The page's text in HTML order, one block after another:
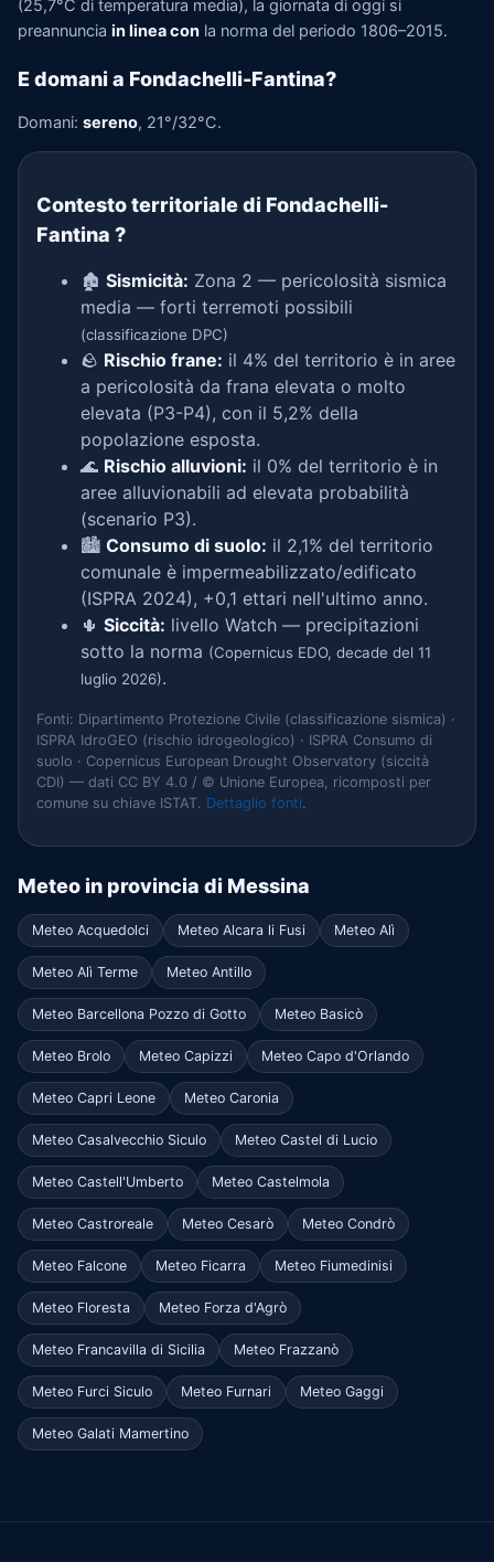
(25,7°C di temperatura media), la giornata di oggi si
preannuncia in linea con la norma del periodo 1806–2015.
E domani a Fondachelli-Fantina?
Domani: sereno, 21°/32°C.
Contesto territoriale di Fondachelli-
Fantina ?
🏚️ Sismicità: Zona 2 — pericolosità sismica
media — forti terremoti possibili
(classificazione DPC)
🪨 Rischio frane: il 4% del territorio è in aree
a pericolosità da frana elevata o molto
elevata (P3-P4), con il 5,2% della
popolazione esposta.
🌊 Rischio alluvioni: il 0% del territorio è in
aree alluvionabili ad elevata probabilità
(scenario P3).
🏙️ Consumo di suolo: il 2,1% del territorio
comunale è impermeabilizzato/edificato
(ISPRA 2024), +0,1 ettari nell'ultimo anno.
🌵 Siccità: livello Watch — precipitazioni
sotto la norma (Copernicus EDO, decade del 11
luglio 2026).
Fonti: Dipartimento Protezione Civile (classificazione sismica) ·
ISPRA IdroGEO (rischio idrogeologico) · ISPRA Consumo di
suolo · Copernicus European Drought Observatory (siccità
CDI) — dati CC BY 4.0 / © Unione Europea, ricomposti per
comune su chiave ISTAT. Dettaglio fonti.
Meteo in provincia di Messina
Meteo Acquedolci Meteo Alcara li Fusi Meteo Alì
Meteo Alì Terme Meteo Antillo
Meteo Barcellona Pozzo di Gotto Meteo Basicò
Meteo Brolo Meteo Capizzi Meteo Capo d'Orlando
Meteo Capri Leone Meteo Caronia
Meteo Casalvecchio Siculo Meteo Castel di Lucio
Meteo Castell'Umberto Meteo Castelmola
Meteo Castroreale Meteo Cesarò Meteo Condrò
Meteo Falcone Meteo Ficarra Meteo Fiumedinisi
Meteo Floresta Meteo Forza d'Agrò
Meteo Francavilla di Sicilia Meteo Frazzanò
Meteo Furci Siculo Meteo Furnari Meteo Gaggi
Meteo Galati Mamertino